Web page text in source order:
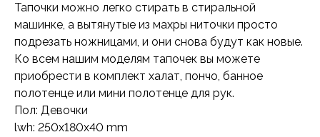
Тапочки можно легко стирать в стиральной
машинке, а вытянутые из махры ниточки просто
подрезать ножницами, и они снова будут как новые.
Ко всем нашим моделям тапочек вы можете
приобрести в комплект халат, пончо, банное
полотенце или мини полотенце для рук.
Пол: Девочки
lwh: 250x180x40 mm